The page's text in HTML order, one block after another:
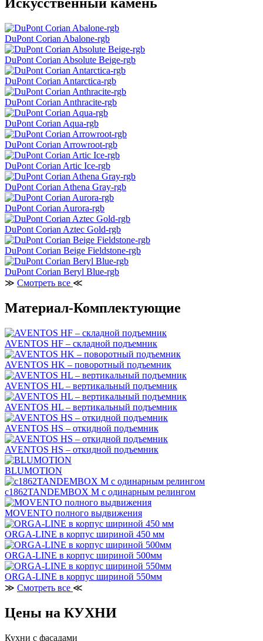
DuPont Corian Abalone-rgb
DuPont Corian Absolute Beige-rgb
DuPont Corian Antarctica-rgb
DuPont Corian Anthracite-rgb
DuPont Corian Aqua-rgb
DuPont Corian Arrowroot-rgb
DuPont Corian Artic Ice-rgb
DuPont Corian Athena Gray-rgb
DuPont Corian Aurora-rgb
DuPont Corian Aztec Gold-rgb
DuPont Corian Beige Fieldstone-rgb
DuPont Corian Beryl Blue-rgb
≫ Смотреть все ≪
Материал-Комплектующие
AVENTOS HF – складной подъемник
AVENTOS HK – поворотный подъемник
AVENTOS HL – вертикальный подъемник
AVENTOS HL – вертикальный подъемник
AVENTOS HS – откидной подъемник
AVENTOS HS – откидной подъемник
BLUMOTION
c1862TANDEMBOX М с одинарным релингом
MOVENTO полного выдвижения
ORGA-LINE в корпус шириной 450 мм
ORGA-LINE в корпус шириной 500мм
ORGA-LINE в корпус шириной 550мм
≫ Смотреть все ≪
Цены на КУХНИ
Кухни с фасадами